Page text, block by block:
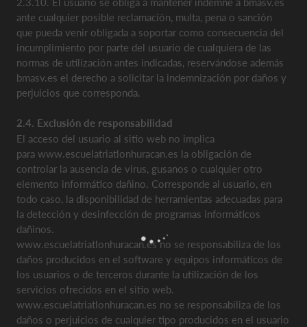
ante cualquier posible reclamación, multa, pena o sanción
que pueda venir obligada a soportar como consecuencia del
incumplimiento por parte del usuario de cualquiera de las
normas de utilización antes indicadas, reservándose además
bmasv.es el derecho a solicitar la indemnización por daños y
perjuicios que corresponda.
2.4. Exclusión de responsabilidad
El acceso del usuario al sitio web no implica
para www.escuelatriatlonhuracan.es la obligación de
controlar la ausencia de virus, gusanos o cualquier otro
elemento informático dañino. Corresponde al usuario, en
todo caso, la disponibilidad de herramientas adecuadas para
la detección y desinfección de programas informáticos
dañinos.
www.escuelatriatlonhuracan.es no se responsabiliza de los
daños producidos en el software y equipos informáticos de
los usuarios o de terceros durante la utilización de los
servicios ofrecidos en el sitio web.
www.escuelatriatlonhuracan.es no se responsabiliza de los
daños o perjuicios de cualquier tipo producidos en el usuario